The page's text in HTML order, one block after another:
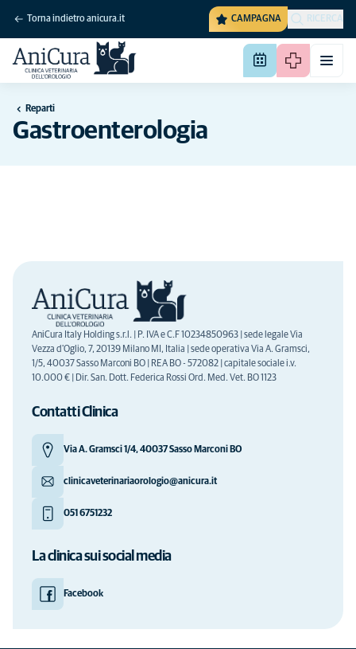
Torna indietro anicura.it CAMPAGNA RICERCA
Reparti
Gastroenterologia
AniCura Italy Holding s.r.l. | P. IVA e C.F 10234850963 | sede legale Via
Vezza d'Oglio, 7, 20139 Milano MI, Italia | sede operativa Via A. Gramsci,
1/5, 40037 Sasso Marconi BO | REA BO - 572082 | capitale sociale i.v.
10.000 € | Dir. San. Dott. Federica Rossi Ord. Med. Vet. BO 1123
Contatti Clinica
Via A. Gramsci 1/4, 40037 Sasso Marconi BO
clinicaveterinariaorologio@anicura.it
051 6751232
La clinica sui social media
Facebook